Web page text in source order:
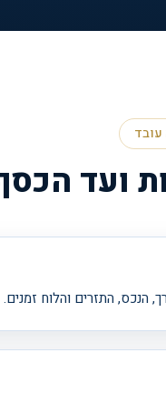
עובד
ועד
הנכס, התזרים והלוח זמנים.